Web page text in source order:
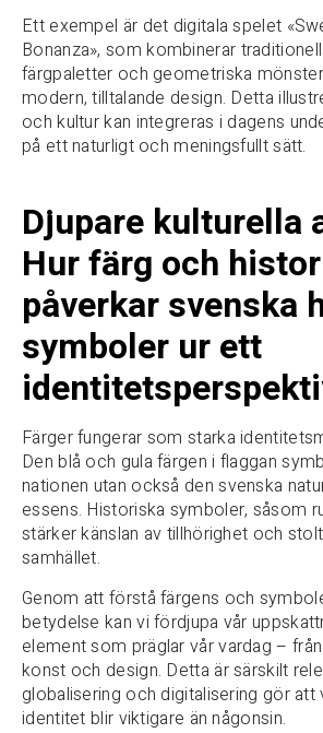
Ett exempel är det digitala spelet
Bonanza», som kombinerar
färgpaletter och geometriska
modern, tilltalande design. Detta
och kultur kan integreras i dagens
på ett naturligt och meningsfullt sätt.
Djupare kulturella
Hur färg och
påverkar svenska
symboler ur ett
Färger fungerar som starka
Den blå och gula färgen i flaggan
nationen utan också den svenska
essens. Historiska symboler, såsom
stärker känslan av tillhörighet och
samhället.
Genom att förstå färgens och
betydelse kan vi fördjupa vår
element som präglar vår vardag –
konst och design. Detta är särskilt
globalisering och digitalisering gör att
identitet blir viktigare än någonsin.